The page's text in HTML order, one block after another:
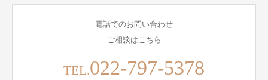
電話でのお問い合わせ
ご相談はこちら
TEL.022-797-5378